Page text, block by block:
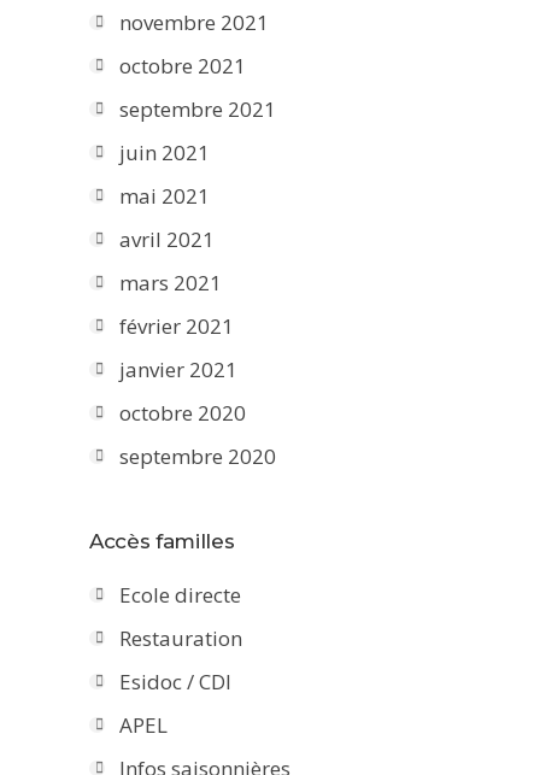
novembre 2021
octobre 2021
septembre 2021
juin 2021
mai 2021
avril 2021
mars 2021
février 2021
janvier 2021
octobre 2020
septembre 2020
Accès familles
Ecole directe
Restauration
Esidoc / CDI
APEL
Infos saisonnières